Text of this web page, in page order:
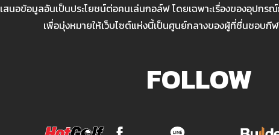
สนอข้อมูลอันเป็นประโยชน์ต่อคนเล่นกอล์ฟ โดยเฉพาะเรื่องของอุปกร
เพื่อมุ่งหมายให้เว็บไซต์แห่งนี้เป็นศูนย์กลางของผู้ที่ชื่นชอบกี
FOLLOW